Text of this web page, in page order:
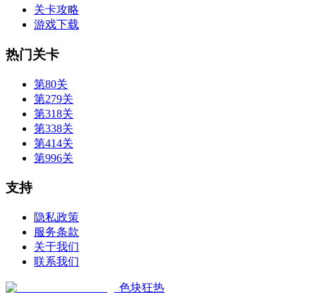
关卡攻略
游戏下载
热门关卡
第80关
第279关
第318关
第338关
第414关
第996关
支持
隐私政策
服务条款
关于我们
联系我们
色块狂热